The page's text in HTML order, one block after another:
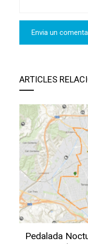
ARTICLES
Pedalada